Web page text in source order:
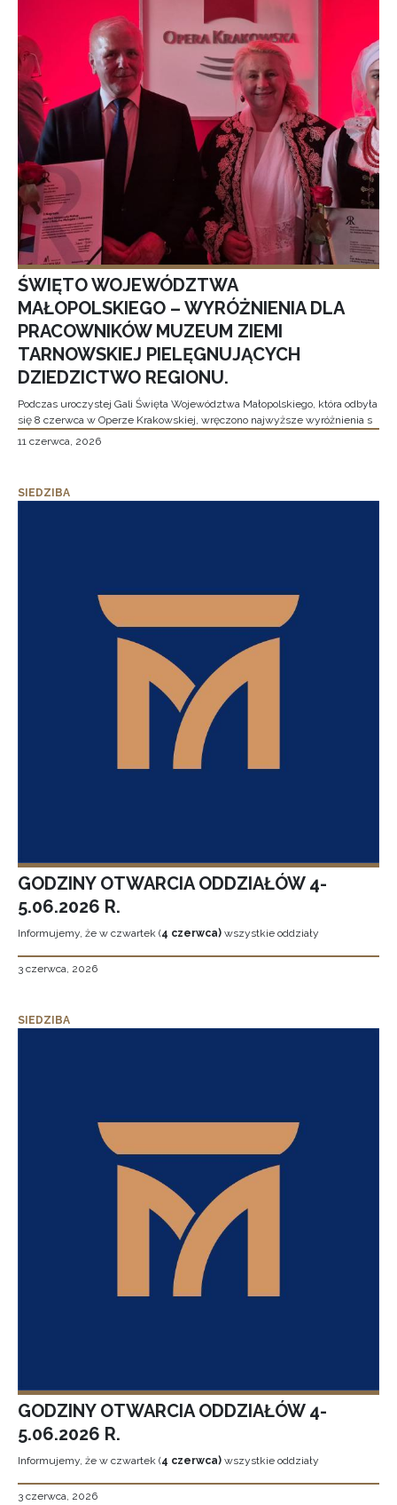
ŚWIĘTO WOJEWÓDZTWA
MAŁOPOLSKIEGO – WYRÓŻNIENIA DLA
PRACOWNIKÓW MUZEUM ZIEMI
TARNOWSKIEJ PIELĘGNUJĄCYCH
DZIEDZICTWO REGIONU.
Podczas uroczystej Gali Święta Województwa Małopolskiego, która odbyła
się 8 czerwca w Operze Krakowskiej, wręczono najwyższe wyróżnienia s
11 czerwca, 2026
SIEDZIBA
GODZINY OTWARCIA ODDZIAŁÓW 4-
5.06.2026 R.
Informujemy, że w czwartek (4 czerwca) wszystkie oddziały
3 czerwca, 2026
SIEDZIBA
GODZINY OTWARCIA ODDZIAŁÓW 4-
5.06.2026 R.
Informujemy, że w czwartek (4 czerwca) wszystkie oddziały
3 czerwca, 2026